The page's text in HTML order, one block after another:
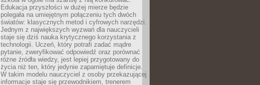
Edukacja przyszłości w dużej mierze będzie
polegała na umiejętnym połączeniu tych dwóch
światów: klasycznych metod i cyfrowych narzędzi.
Jednym z największych wyzwań dla nauczycieli
staje się dziś nauka krytycznego korzystania z
technologii. Uczeń, który potrafi zadać mądre
pytanie, zweryfikować odpowiedź oraz porównać
różne źródła wiedzy, jest lepiej przygotowany do
życia niż ten, który jedynie zapamiętuje definicje.
W takim modelu nauczyciel z osoby przekazującej
informacje staje się przewodnikiem, trenerem